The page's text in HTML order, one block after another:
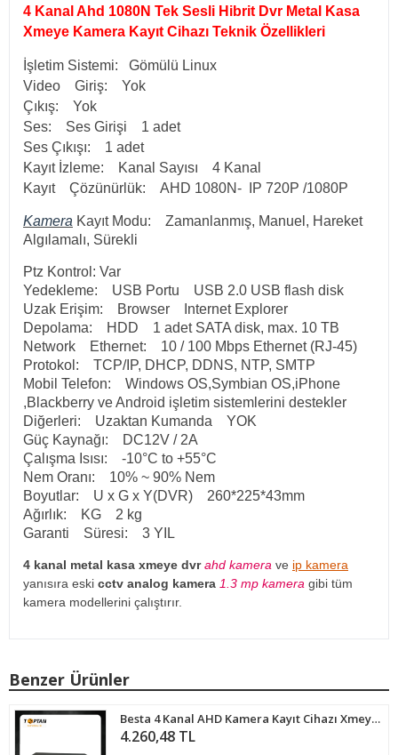
4 Kanal Ahd 1080N Tek Sesli Hibrit Dvr Metal Kasa
Xmeye Kamera Kayıt Cihazı Teknik Özellikleri
İşletim Sistemi: Gömülü Linux
Video Giriş: Yok
Çıkış: Yok
Ses: Ses Girişi 1 adet
Ses Çıkışı: 1 adet
Kayıt İzleme: Kanal Sayısı 4 Kanal
Kayıt Çözünürlük: AHD 1080N- IP 720P /1080P
Kamera Kayıt Modu: Zamanlanmış, Manuel, Hareket
Algılamalı, Sürekli
Ptz Kontrol: Var
Yedekleme: USB Portu USB 2.0 USB flash disk
Uzak Erişim: Browser Internet Explorer
Depolama: HDD 1 adet SATA disk, max. 10 TB
Network Ethernet: 10 / 100 Mbps Ethernet (RJ-45)
Protokol: TCP/IP, DHCP, DDNS, NTP, SMTP
Mobil Telefon: Windows OS,Symbian OS,iPhone
,Blackberry ve Android işletim sistemlerini destekler
Diğerleri: Uzaktan Kumanda YOK
Güç Kaynağı: DC12V / 2A
Çalışma Isısı: -10°C to +55°C
Nem Oranı: 10% ~ 90% Nem
Boyutlar: U x G x Y(DVR) 260*225*43mm
Ağırlık: KG 2 kg
Garanti Süresi: 3 YIL
4 kanal metal kasa xmeye dvr ahd kamera ve ip kamera
yanısıra eski cctv analog kamera 1.3 mp kamera gibi tüm
kamera modellerini çalıştırır.
Benzer Ürünler
Besta 4 Kanal AHD Kamera Kayıt Cihazı Xmeye KD-704HD
4.260,48 TL